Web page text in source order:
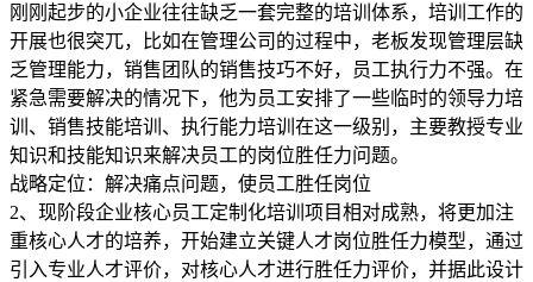
刚刚起步的小企业往往缺乏一套完整的培训体系，培训工作的
开展也很突兀，比如在管理公司的过程中，老板发现管理层缺
乏管理能力，销售团队的销售技巧不好，员工执行力不强。在
紧急需要解决的情况下，他为员工安排了一些临时的领导力培
训、销售技能培训、执行能力培训在这一级别，主要教授专业
知识和技能知识来解决员工的岗位胜任力问题。
战略定位：解决痛点问题，使员工胜任岗位
2、现阶段企业核心员工定制化培训项目相对成熟，将更加注
重核心人才的培养，开始建立关键人才岗位胜任力模型，通过
引入专业人才评价，对核心人才进行胜任力评价，并据此设计